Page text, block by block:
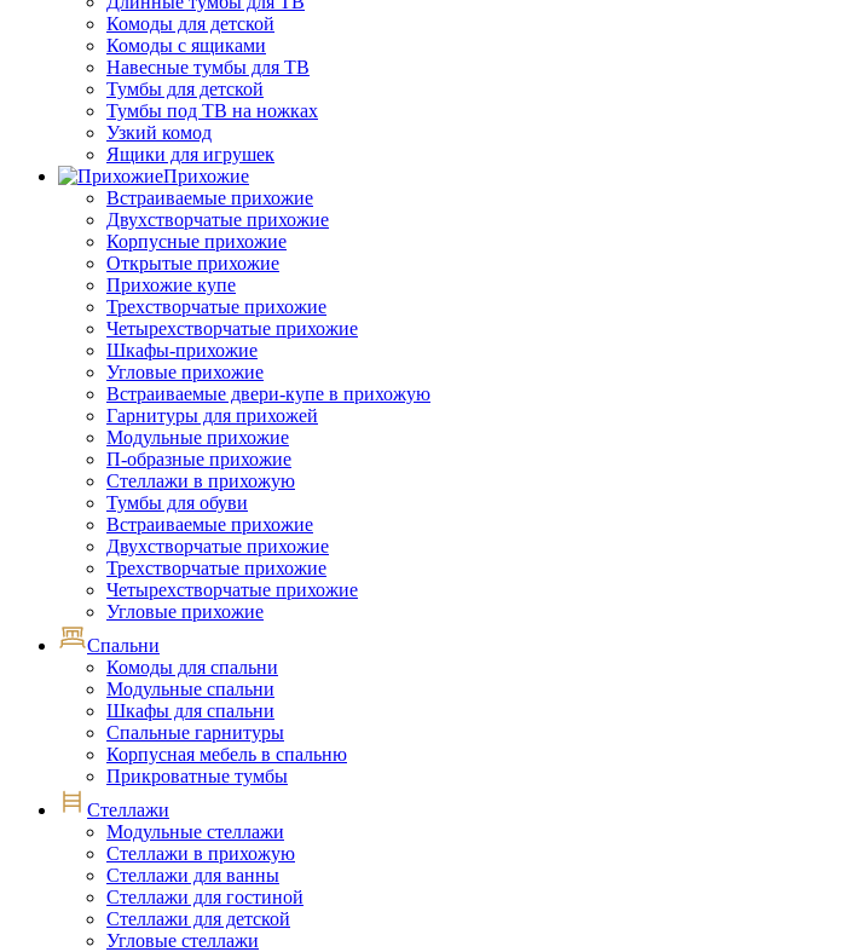
Комоды для детской
Комоды с ящиками
Навесные тумбы для ТВ
Тумбы для детской
Тумбы под ТВ на ножках
Узкий комод
Ящики для игрушек
Прихожие
Встраиваемые прихожие
Двухстворчатые прихожие
Корпусные прихожие
Открытые прихожие
Прихожие купе
Трехстворчатые прихожие
Четырехстворчатые прихожие
Шкафы-прихожие
Угловые прихожие
Встраиваемые двери-купе в прихожую
Гарнитуры для прихожей
Модульные прихожие
П-образные прихожие
Стеллажи в прихожую
Тумбы для обуви
Встраиваемые прихожие
Двухстворчатые прихожие
Трехстворчатые прихожие
Четырехстворчатые прихожие
Угловые прихожие
Спальни
Комоды для спальни
Модульные спальни
Шкафы для спальни
Спальные гарнитуры
Корпусная мебель в спальню
Прикроватные тумбы
Стеллажи
Модульные стеллажи
Стеллажи в прихожую
Стеллажи для ванны
Стеллажи для гостиной
Стеллажи для детской
Угловые стеллажи